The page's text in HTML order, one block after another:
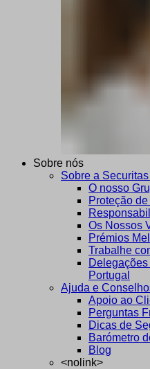
Sobre nós
Sobre a
O nosso
Proteção
Os Nossos
Prémios
Trabalhe
Portugal
Ajuda e
Apoio ao
Perguntas
Dicas de
Barómetro
Blog
<nolink>